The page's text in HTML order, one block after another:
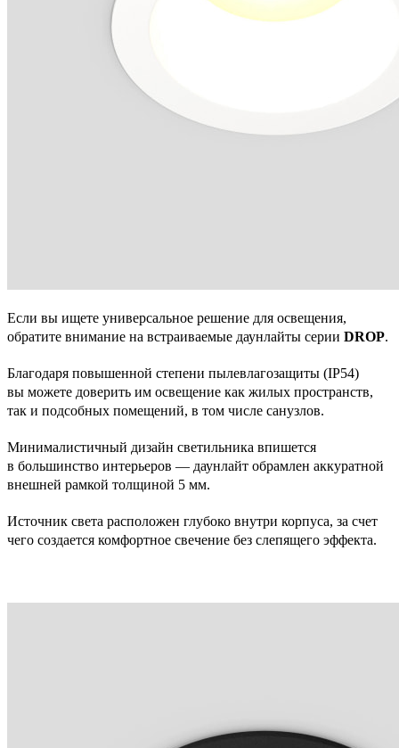
Если вы ищете универсальное решение для освещения,
обратите внимание на встраиваемые даунлайты серии DROP.
Благодаря повышенной степени пылевлагозащиты (IP54)
вы можете доверить им освещение как жилых пространств,
так и подсобных помещений, в том числе санузлов.
Минималистичный дизайн светильника впишется
в большинство интерьеров — даунлайт обрамлен аккуратной
внешней рамкой толщиной 5 мм.
Источник света расположен глубоко внутри корпуса, за счет
чего создается комфортное свечение без слепящего эффекта.